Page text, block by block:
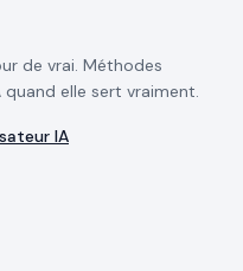
de vrai. Méthodes
elle sert vraiment.
IA